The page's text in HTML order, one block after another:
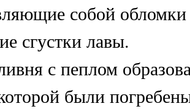
собой
сгустки лавы.
с пеплом
были